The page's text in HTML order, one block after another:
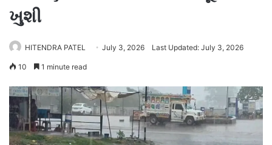
ખુશી
HITENDRA PATEL July 3, 2026 Last Updated: July 3, 2026
10 1 minute read